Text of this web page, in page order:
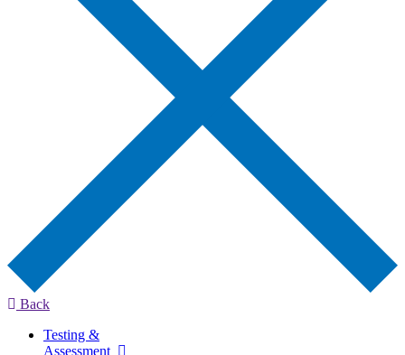
Back
Testing &
Assessment